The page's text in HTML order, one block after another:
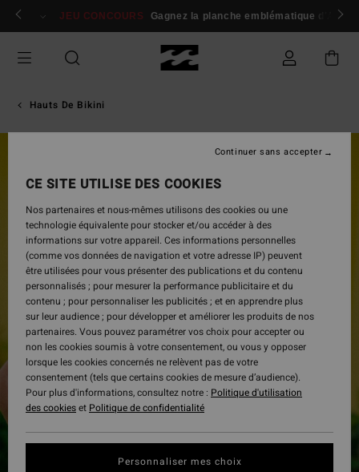
Passer
Se connecter / s'inscrire
JEU CONCOURS Gagnez la planche emblématique d'Andy
Hauts De Bikini
CE SITE UTILISE DES COOKIES
Nos partenaires et nous-mêmes utilisons des cookies ou une
technologie équivalente pour stocker et/ou accéder à des
informations sur votre appareil. Ces informations personnelles
(comme vos données de navigation et votre adresse IP) peuvent
être utilisées pour vous présenter des publications et du contenu
personnalisés ; pour mesurer la performance publicitaire et du
contenu ; pour personnaliser les publicités ; et en apprendre plus
sur leur audience ; pour développer et améliorer les produits de nos
partenaires. Vous pouvez paramétrer vos choix pour accepter ou
non les cookies soumis à votre consentement, ou vous y opposer
lorsque les cookies concernés ne relèvent pas de votre
consentement (tels que certains cookies de mesure d’audience).
Pour plus d'informations, consultez notre : Politique d'utilisation
des cookieset Politique de confidentialité
Personnaliser mes choix
Continuer sans accepter